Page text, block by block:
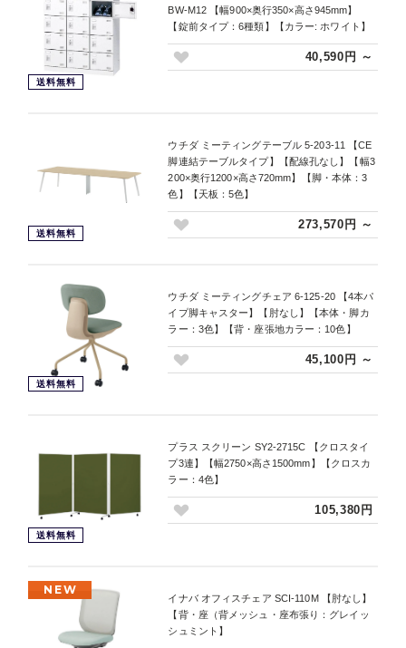
送料無料
BW-M12 【幅900×奥行350×高さ945mm】
【錠前タイプ：6種類】【カラー: ホワイト】
40,590円 ～
送料無料
ウチダ ミーティングテーブル 5-203-11 【CE
脚連結テーブルタイプ】【配線孔なし】【幅3
200×奥行1200×高さ720mm】【脚・本体：3
色】【天板：5色】
273,570円 ～
送料無料
ウチダ ミーティングチェア 6-125-20 【4本パ
イプ脚キャスター】【肘なし】【本体・脚カ
ラー：3色】【背・座張地カラー：10色】
45,100円 ～
送料無料
プラス スクリーン SY2-2715C 【クロスタイ
プ3連】【幅2750×高さ1500mm】【クロスカ
ラー：4色】
105,380円
NEW
イナバ オフィスチェア SCI-110M 【肘なし】
【背・座（背メッシュ・座布張り：グレイッ
シュミント】